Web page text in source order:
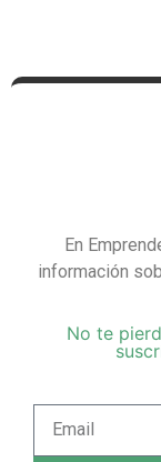
En
información
No te